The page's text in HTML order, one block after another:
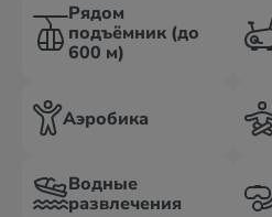
Рядом
подъёмник (до
600 м)
Аэробика
Водные
развлечения